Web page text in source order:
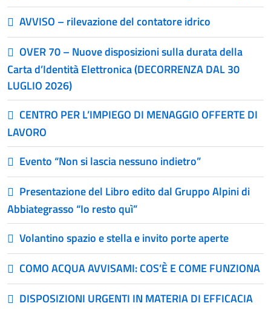
AVVISO – rilevazione del contatore idrico
OVER 70 – Nuove disposizioni sulla durata della
Carta d’Identità Elettronica (DECORRENZA DAL 30
LUGLIO 2026)
CENTRO PER L’IMPIEGO DI MENAGGIO OFFERTE DI
LAVORO
Evento “Non si lascia nessuno indietro”
Presentazione del Libro edito dal Gruppo Alpini di
Abbiategrasso “Io resto quì”
Volantino spazio e stella e invito porte aperte
COMO ACQUA AVVISAMI: COS’È E COME FUNZIONA
DISPOSIZIONI URGENTI IN MATERIA DI EFFICACIA